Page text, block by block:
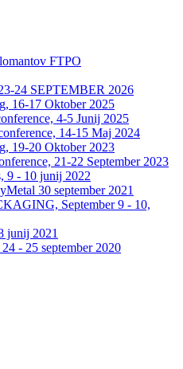
FTPO
24 SEPTEMBER 2026
16-17 Oktober 2025
4-5 Junij 2025
14-15 Maj 2024
19-20 Oktober 2023
21-22 September 2023
9 - 10 junij 2022
30 september 2021
September 9 - 10,
junij 2021
- 25 september 2020